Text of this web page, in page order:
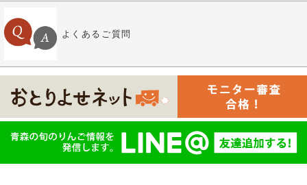
よくあるご質問